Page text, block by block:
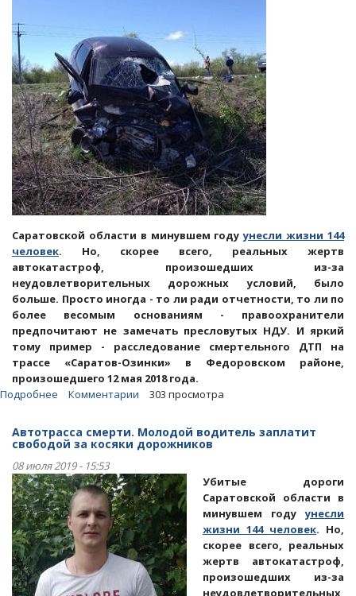
Энгельсский
райсуд
Саратовской области в минувшем годуунесли жизни 144
человек. Но, скорее всего, реальных жертв
автокатастроф, произошедших из-за
неудовлетворительных дорожных условий, было
больше. Просто иногда - то ли ради отчетности, то ли по
более весомым основаниям - правоохранители
предпочитают не замечать пресловутых НДУ. И яркий
тому пример - расследование смертельного ДТП на
трассе «Саратов-Озинки» в Федоровском районе,
произошедшего 12 мая 2018 года.
Подробнее
автотрасса
поможет
получить
срок
молодому
водителю
Комментарии 303 просмотра
Автотрасса смерти. Молодой водитель заплатит
свободой за косяки дорожников
08 июля 2019 - 15:53
Убитые дороги
Саратовской области в
минувшем годуунесли
жизни 144 человек. Но,
скорее всего, реальных
жертв автокатастроф,
произошедших из-за
неудовлетворительных